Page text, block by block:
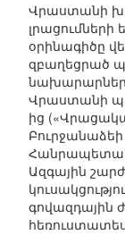
Վրաստանի
օրինագիծը
զբաղեցրած
Վրաստանի
ից
Ազգային
գովազդային